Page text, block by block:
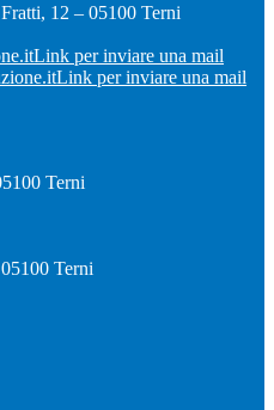
12 – 05100 Terni
Link per inviare una mail
Link per inviare una mail
Terni
Terni